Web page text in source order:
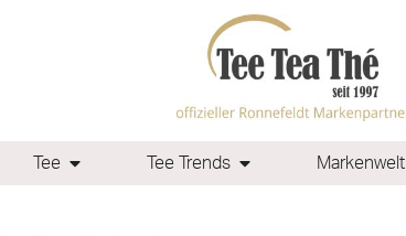
Tee Tee Trends Markenwelt